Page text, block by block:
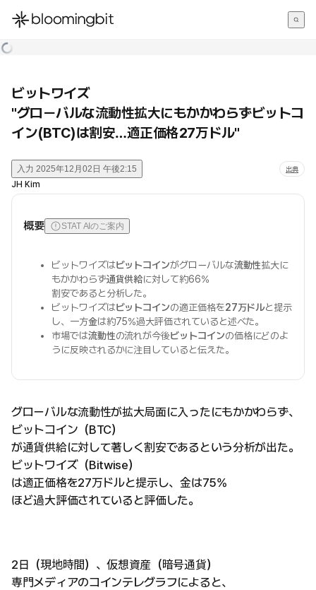
한국어
ビットワイズ
"グローバルな流動性拡大にもかかわらずビットコ
イン(BTC)は割安…適正価格27万ドル"
入力 2025年12月02日 午後2:15 出典
JH Kim
概要 STAT AIのご案内
ビットワイズはビットコインがグローバルな流動性拡大に
もかかわらず通貨供給に対して約66%
割安であると分析した。
ビットワイズはビットコインの適正価格を27万ドルと提示
し、一方金は約75%過大評価されていると述べた。
市場では流動性の流れが今後ビットコインの価格にどのよ
うに反映されるかに注目していると伝えた。
グローバルな流動性が拡大局面に入ったにもかかわらず、
ビットコイン（BTC）
が通貨供給に対して著しく割安であるという分析が出た。
ビットワイズ（Bitwise）
は適正価格を27万ドルと提示し、金は75%
ほど過大評価されていると評価した。
2日（現地時間）、仮想資産（暗号通貨）
専門メディアのコインテレグラフによると、